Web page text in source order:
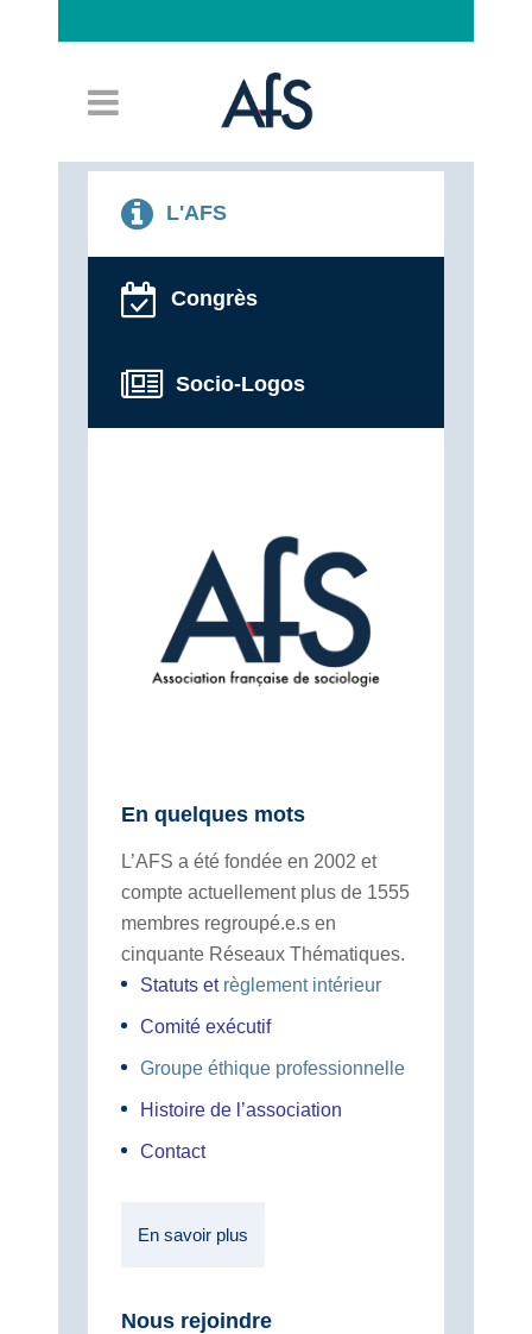
L'AFS
Congrès
Socio-Logos
En quelques mots
L’AFS a été fondée en 2002 et
compte actuellement plus de 1555
membres regroupé.e.s en
cinquante Réseaux Thématiques.
Statuts et règlement intérieur
Comité exécutif
Groupe éthique professionnelle
Histoire de l’association
Contact
En savoir plus
Nous rejoindre